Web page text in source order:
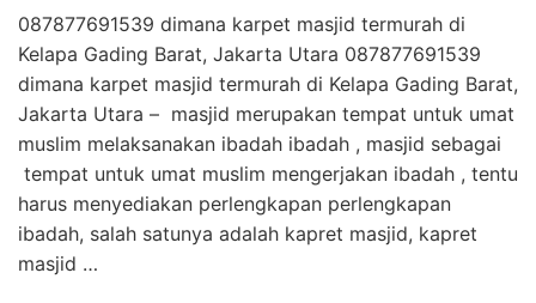
087877691539 dimana karpet masjid termurah di
Kelapa Gading Barat, Jakarta Utara 087877691539
dimana karpet masjid termurah di Kelapa Gading Barat,
Jakarta Utara – masjid merupakan tempat untuk umat
muslim melaksanakan ibadah ibadah , masjid sebagai
tempat untuk umat muslim mengerjakan ibadah , tentu
harus menyediakan perlengkapan perlengkapan
ibadah, salah satunya adalah kapret masjid, kapret
masjid …